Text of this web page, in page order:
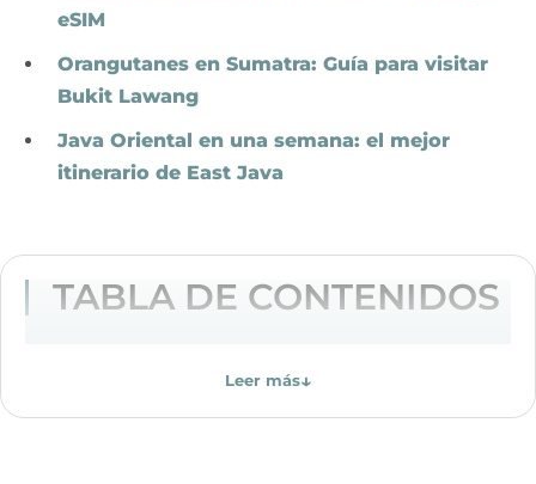
eSIM
Orangutanes en Sumatra: Guía para visitar
Bukit Lawang
Java Oriental en una semana: el mejor
itinerario de East Java
TABLA DE CONTENIDOS
Leer más↓